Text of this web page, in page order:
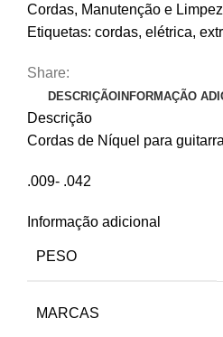
Tenson
Nickel
Extra
Cordas, Manutenção e
Etiquetas: cordas, elétrica,
Share:
DESCRIÇÃOINFORMAÇÃO
Descrição
Cordas de Níquel para
.009- .042
Informação adicional
PESO
MARCAS